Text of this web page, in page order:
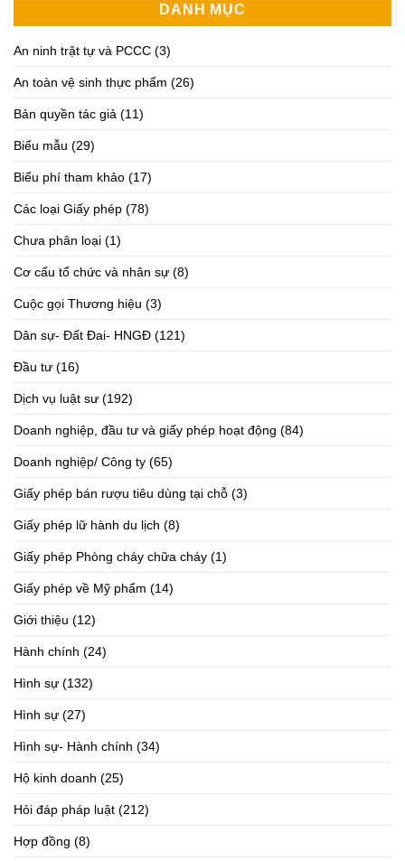
DANH MỤC
An ninh trật tự và PCCC (3)
An toàn vệ sinh thực phẩm (26)
Bản quyền tác giả (11)
Biểu mẫu (29)
Biểu phí tham khảo (17)
Các loại Giấy phép (78)
Chưa phân loại (1)
Cơ cấu tổ chức và nhân sự (8)
Cuộc gọi Thương hiệu (3)
Dân sự- Đất Đai- HNGĐ (121)
Đầu tư (16)
Dịch vụ luật sư (192)
Doanh nghiệp, đầu tư và giấy phép hoạt động (84)
Doanh nghiệp/ Công ty (65)
Giấy phép bán rượu tiêu dùng tại chỗ (3)
Giấy phép lữ hành du lịch (8)
Giấy phép Phòng cháy chữa cháy (1)
Giấy phép về Mỹ phẩm (14)
Giới thiệu (12)
Hành chính (24)
Hình sự (132)
Hình sự (27)
Hình sự- Hành chính (34)
Hộ kinh doanh (25)
Hỏi đáp pháp luật (212)
Hợp đồng (8)